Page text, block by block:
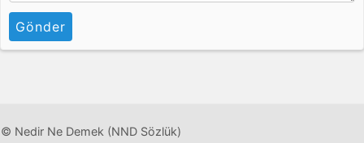
Gönder
© Nedir Ne Demek (NND Sözlük)